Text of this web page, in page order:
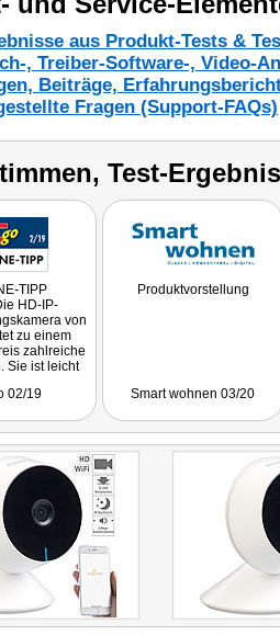
aus Produkt-Tests &
, Treiber-Software-, Video-
Beiträge,
Fragen (Support-FAQs)
Test-
TIPP
HD-IP-
von
zu einem
zahlreiche
Sie ist leicht
gefallen."
02/19
Produktvorstellung
Smart wohnen 03/20